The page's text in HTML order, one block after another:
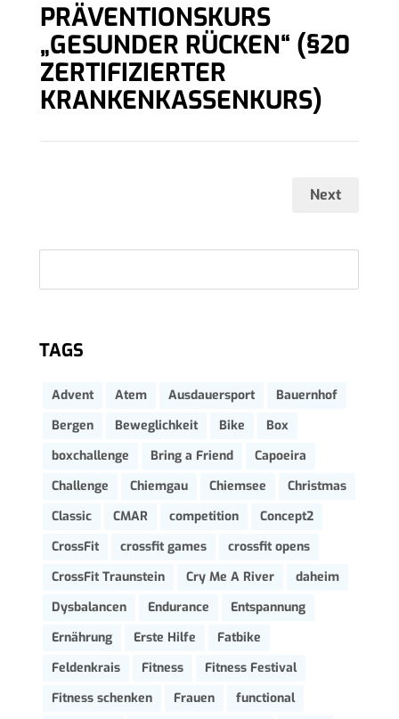
PRÄVENTIONSKURS
„GESUNDER RÜCKEN“ (§20
ZERTIFIZIERTER
KRANKENKASSENKURS)
Next
TAGS
Advent Atem Ausdauersport
Bauernhof
Bergen
Beweglichkeit Bike
Box
boxchallenge
Bring a Friend
Capoeira
Challenge
Chiemgau Chiemsee
Christmas
Classic
CMAR competition
Concept2
CrossFit
crossfit games
crossfit opens
CrossFit Traunstein
Cry Me A River
daheim
Dysbalancen
Endurance
Entspannung
Ernährung
Erste Hilfe
Fatbike
Feldenkrais
Fitness
Fitness Festival
Fitness schenken
Frauen
functional